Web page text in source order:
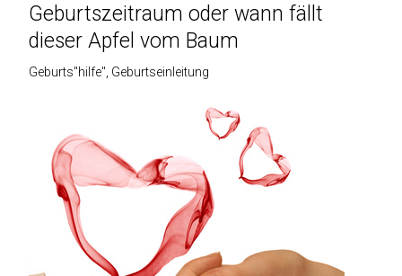
Vorheriger
Beitrag
Geburtszeitraum oder wann fällt
dieser Apfel vom Baum
Geburts"hilfe" Geburtseinleitung